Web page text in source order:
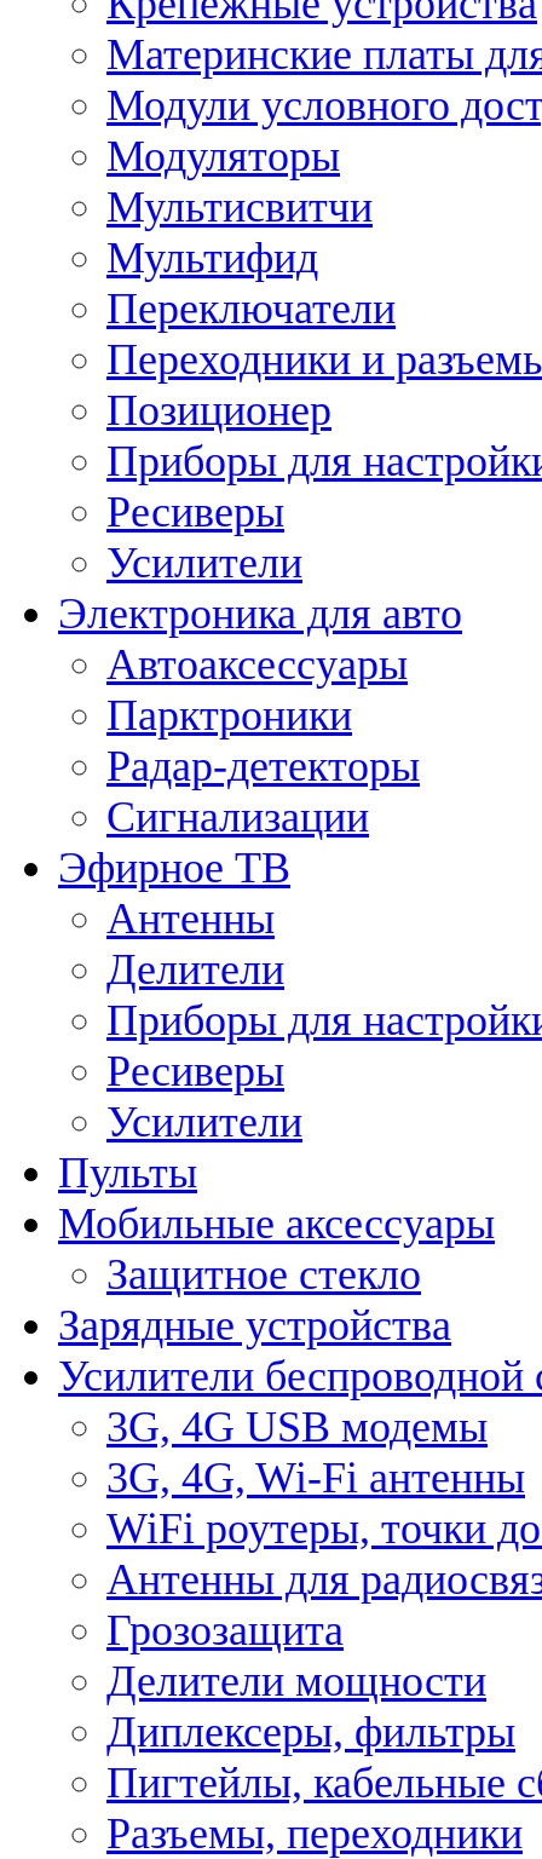
Материнские платы
Модули условного
Модуляторы
Мультисвитчи
Мультифид
Переключатели
Переходники и
Позиционер
Приборы для
Ресиверы
Усилители
Электроника для авто
Автоаксессуары
Парктроники
Радар-детекторы
Сигнализации
Эфирное ТВ
Антенны
Делители
Приборы для
Ресиверы
Усилители
Пульты
Мобильные аксессуары
Защитное стекло
Зарядные устройства
Усилители беспроводной
3G, 4G USB модемы
3G, 4G, Wi-Fi антенны
WiFi роутеры, точки
Антенны для
Грозозащита
Делители мощности
Диплексеры, фильтры
Пигтейлы, кабельные
Разъемы, переходники